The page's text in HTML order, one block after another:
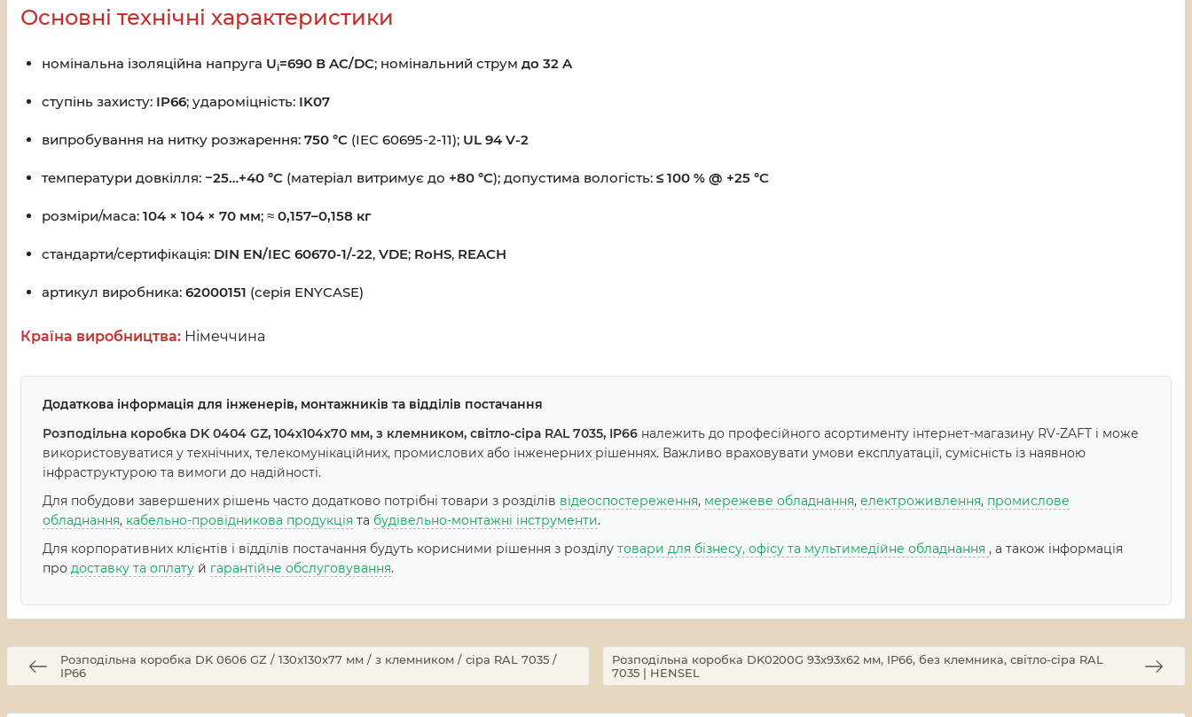
Основні технічні характеристики
номінальна ізоляційна напруга Ui=690 В AC/DC; номінальний струм до 32 A
ступінь захисту: IP66; удароміцність: IK07
випробування на нитку розжарення: 750 °C (IEC 60695-2-11); UL 94 V-2
температури довкілля: −25…+40 °C (матеріал витримує до +80 °C); допустима вологість: ≤ 100 % @ +25 °C
розміри/маса: 104 × 104 × 70 мм; ≈ 0,157–0,158 кг
стандарти/сертифікація: DIN EN/IEC 60670-1/-22, VDE; RoHS, REACH
артикул виробника: 62000151 (серія ENYCASE)
Країна виробництва: Німеччина
Додаткова інформація для інженерів, монтажників та відділів постачання
Розподільна коробка DK 0404 GZ, 104x104x70 мм, з клемником, світло-сіра RAL 7035, IP66 належить до професійного асортименту інтернет-магазину RV-ZAFT і може
використовуватися у технічних, телекомунікаційних, промислових або інженерних рішеннях. Важливо враховувати умови експлуатації, сумісність із наявною
інфраструктурою та вимоги до надійності.
Для побудови завершених рішень часто додатково потрібні товари з розділів відеоспостереження, мережеве обладнання, електроживлення, промислове
обладнання, кабельно-провідникова продукція та будівельно-монтажні інструменти.
Для корпоративних клієнтів і відділів постачання будуть корисними рішення з розділу товари для бізнесу, офісу та мультимедійне обладнання , а також інформація
про доставку та оплату й гарантійне обслуговування.
Розподільна коробка DK 0606 GZ / 130x130x77 мм / з клемником / сіра RAL 7035 /
IP66
Розподільна коробка DK0200G 93x93x62 мм, IP66, без клемника, світло-сіра RAL
7035 | HENSEL